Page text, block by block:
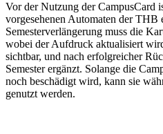
Vor der Nutzung der CampusCard
vorgesehenen Automaten der
Semesterverlängerung muss die
wobei der Aufdruck aktualisiert
sichtbar, und nach erfolgreicher
Semester ergänzt. Solange die
noch beschädigt wird, kann sie
genutzt werden.